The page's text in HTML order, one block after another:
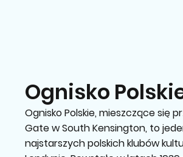
Ognisko
Ognisko Polskie, mieszczące się
Gate w South Kensington, to
najstarszych polskich klubów